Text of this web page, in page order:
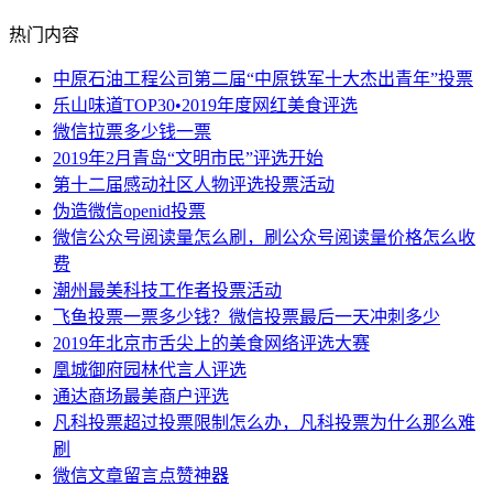
热门内容
中原石油工程公司第二届“中原铁军十大杰出青年”投票
乐山味道TOP30•2019年度网红美食评选
微信拉票多少钱一票
2019年2月青岛“文明市民”评选开始
第十二届感动社区人物评选投票活动
伪造微信openid投票
微信公众号阅读量怎么刷，刷公众号阅读量价格怎么收
费
潮州最美科技工作者投票活动
飞鱼投票一票多少钱？微信投票最后一天冲刺多少
2019年北京市舌尖上的美食网络评选大赛
凰城御府园林代言人评选
通达商场最美商户评选
凡科投票超过投票限制怎么办，凡科投票为什么那么难
刷
微信文章留言点赞神器